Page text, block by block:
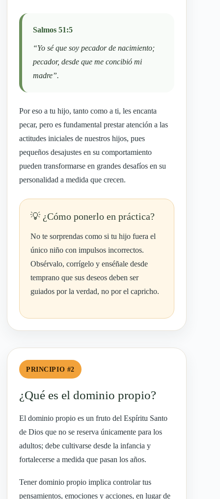
Salmos 51:5
“Yo sé que soy pecador de nacimiento;
pecador, desde que me concibió mi
madre”.
Por eso a tu hijo, tanto como a ti, les encanta
pecar, pero es fundamental prestar atención a las
actitudes iniciales de nuestros hijos, pues
pequeños desajustes en su comportamiento
pueden transformarse en grandes desafíos en su
personalidad a medida que crecen.
¿Cómo ponerlo en práctica?
No te sorprendas como si tu hijo fuera el
único niño con impulsos incorrectos.
Obsérvalo, corrígelo y enséñale desde
temprano que sus deseos deben ser
guiados por la verdad, no por el capricho.
PRINCIPIO #2
¿Qué es el dominio propio?
El dominio propio es un fruto del Espíritu Santo
de Dios que no se reserva únicamente para los
adultos; debe cultivarse desde la infancia y
fortalecerse a medida que pasan los años.
Tener dominio propio implica controlar tus
pensamientos, emociones y acciones, en lugar de